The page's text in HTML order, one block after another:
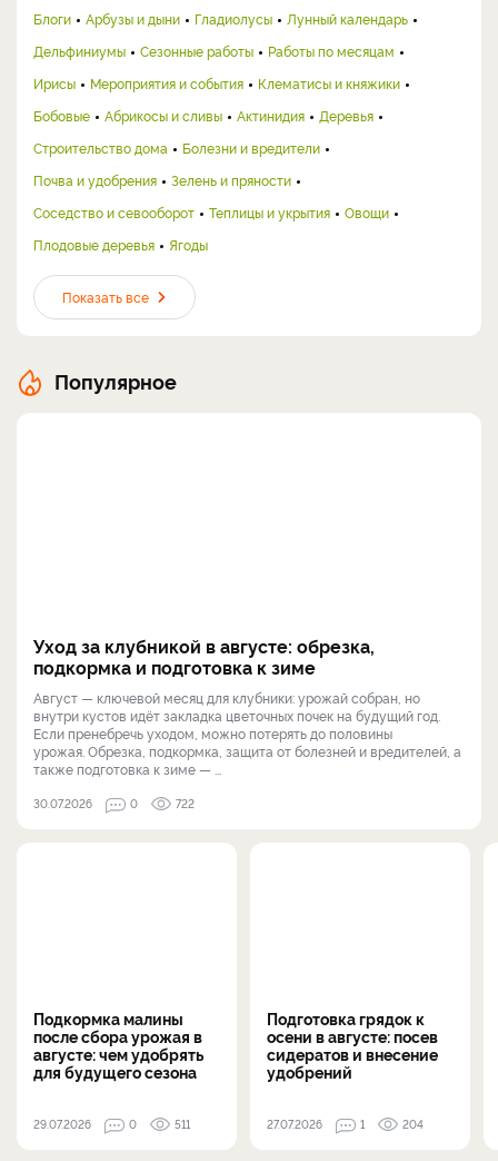
Блоги Арбузы и дыни Гладиолусы
Лунный календарь
Дельфиниумы
Сезонные работы
Работы по месяцам
Ирисы
Мероприятия и события
Клематисы и княжики
Бобовые
Абрикосы и сливы Актинидия
Деревья
Строительство дома
Болезни и вредители
Почва и удобрения
Зелень и пряности
Соседство и севооборот
Теплицы и укрытия
Овощи
Плодовые деревья
Ягоды
Показать все
Популярное
Уход за клубникой в августе: обрезка,
подкормка и подготовка к зиме
Август — ключевой месяц для клубники: урожай собран, но
внутри кустов идёт закладка цветочных почек на будущий год.
Если пренебречь уходом, можно потерять до половины
урожая. Обрезка, подкормка, защита от болезней и вредителей, а
также подготовка к зиме — ...
30.07.2026 0 722
Подкормка малины
после сбора урожая в
августе: чем удобрять
для будущего сезона
29.07.2026 0 511
Подготовка грядок к
осени в августе: посев
сидератов и внесение
удобрений
27.07.2026 1 204